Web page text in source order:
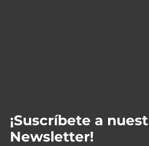
¡Suscríbete a
Newsletter!